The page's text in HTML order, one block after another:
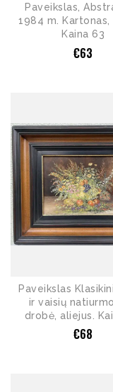
Paveikslas,
1984 m. Kartonas,
Kaina 63
€63
Paveikslas
ir vaisių
drobė, aliejus.
€68